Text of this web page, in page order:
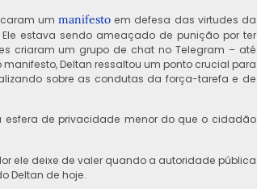
ummanifesto em defesa das virtudes da
estava sendo ameaçado de punição por ter
criaram um grupo de chat no Telegram – até
Deltan ressaltou um ponto crucial para
sobre as condutas da força-tarefa e de
esfera de privacidade menor do que o cidadão
ele deixe de valer quando a autoridade pública
Deltan de hoje.